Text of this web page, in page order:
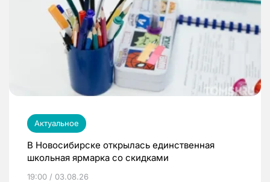
Актуальное
В Новосибирске открылась единственная
школьная ярмарка со скидками
19:00 / 03.08.26